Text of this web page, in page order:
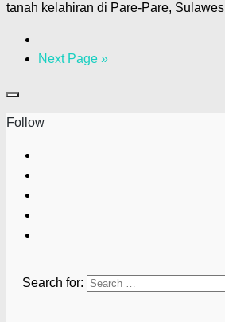
tanah kelahiran di Pare-Pare,
Next Page »
Follow
Search for: